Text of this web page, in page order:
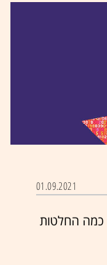
01.09.2021
כמה החלטות